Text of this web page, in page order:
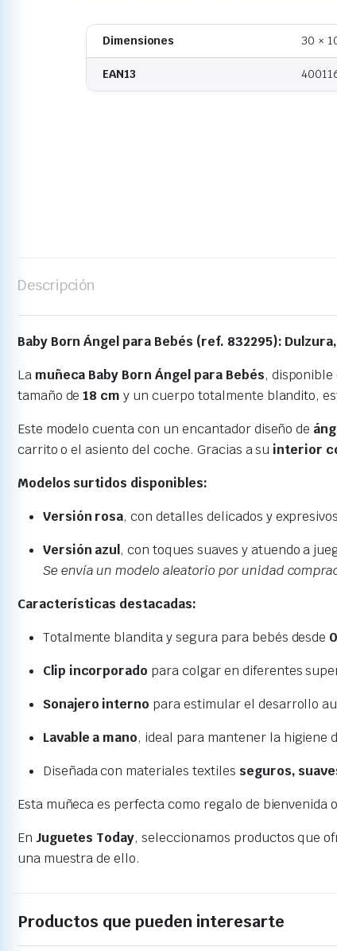
Dimensiones 30 ×
EAN13
Descripción
Baby Born Ángel para Bebés (ref. 832295):
La muñeca Baby Born Ángel para Bebés,
tamaño de18 cm y un cuerpo totalmente blandito,
Este modelo cuenta con un encantador diseño de
carrito o el asiento del coche. Gracias a su interior
Modelos surtidos disponibles:
Versión rosa, con detalles delicados y
Versión azul, con toques suaves y atuendo a
Se envía un modelo aleatorio por unidad
Características destacadas:
Totalmente blandita y segura para bebés desde
Clip incorporado para colgar en diferentes
Sonajero interno para estimular el desarrollo
Lavable a mano, ideal para mantener la higiene
Diseñada con materiales textiles seguros,
Esta muñeca es perfecta como regalo de
En Juguetes Today, seleccionamos productos que
una muestra de ello.
Productos que pueden interesarte